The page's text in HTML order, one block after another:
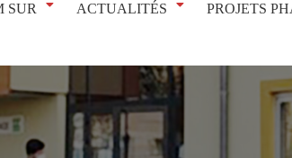
SUR ACTUALITÉS PROJETS